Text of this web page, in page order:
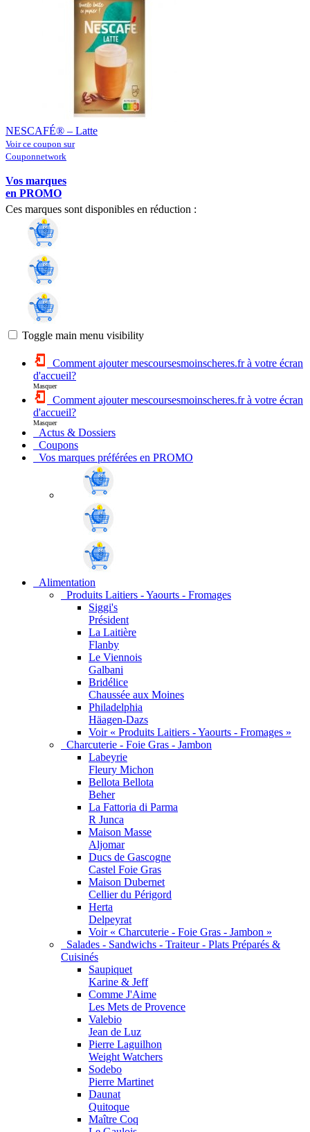
NESCAFÉ® – Latte
Voir ce coupon sur
Couponnetwork
Vos marques
en PROMO
Ces marques sont disponibles en réduction :
Toggle main menu visibility
Comment ajouter mescoursesmoinscheres.fr à votre écran
d'accueil?
Masquer
Comment ajouter mescoursesmoinscheres.fr à votre écran
d'accueil?
Masquer
Actus & Dossiers
Coupons
Vos marques préférées en PROMO
Alimentation
Produits Laitiers - Yaourts - Fromages
Siggi's
Président
La Laitière
Flanby
Le Viennois
Galbani
Bridélice
Chaussée aux Moines
Philadelphia
Häagen-Dazs
Voir « Produits Laitiers - Yaourts - Fromages »
Charcuterie - Foie Gras - Jambon
Labeyrie
Fleury Michon
Bellota Bellota
Beher
La Fattoria di Parma
R Junca
Maison Masse
Aljomar
Ducs de Gascogne
Castel Foie Gras
Maison Dubernet
Cellier du Périgord
Herta
Delpeyrat
Voir « Charcuterie - Foie Gras - Jambon »
Salades - Sandwichs - Traiteur - Plats Préparés &
Cuisinés
Saupiquet
Karine & Jeff
Comme J'Aime
Les Mets de Provence
Valebio
Jean de Luz
Pierre Laguilhon
Weight Watchers
Sodebo
Pierre Martinet
Daunat
Quitoque
Maître Coq